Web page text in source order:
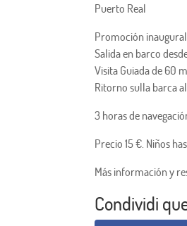
Puerto Real
Promoción inaugural
Salida en barco
Visita Guiada de 60
Ritorno sulla barca
3 horas de
Precio 15 €. Niños
Más información y
Condividi